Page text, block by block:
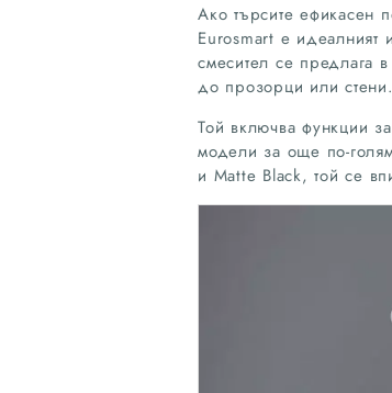
Ако търсите ефикасен
Eurosmart е
смесител се предлага
до прозорци или стени.
Той включва функции
модели за още по-
и Matte Black, той се